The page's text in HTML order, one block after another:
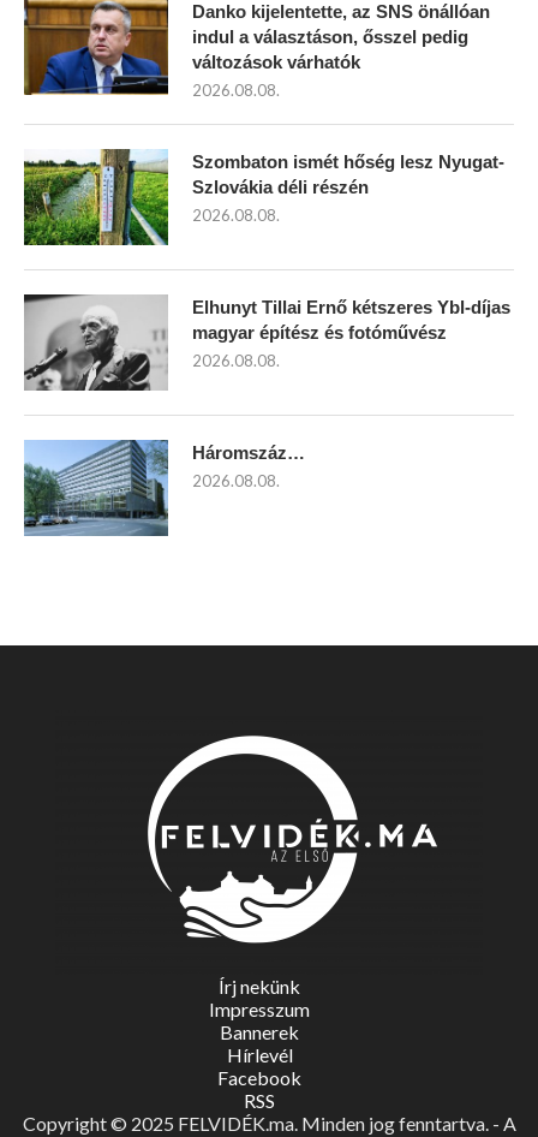
Danko kijelentette, az SNS önállóan
indul a választáson, ősszel pedig
változások várhatók
2026.08.08.
Szombaton ismét hőség lesz Nyugat-
Szlovákia déli részén
2026.08.08.
Elhunyt Tillai Ernő kétszeres Ybl-díjas
magyar építész és fotóművész
2026.08.08.
Háromszáz…
2026.08.08.
Írj nekünk
Impresszum
Bannerek
Hírlevél
Facebook
RSS
Copyright © 2025 FELVIDÉK.ma. Minden jog fenntartva. - A